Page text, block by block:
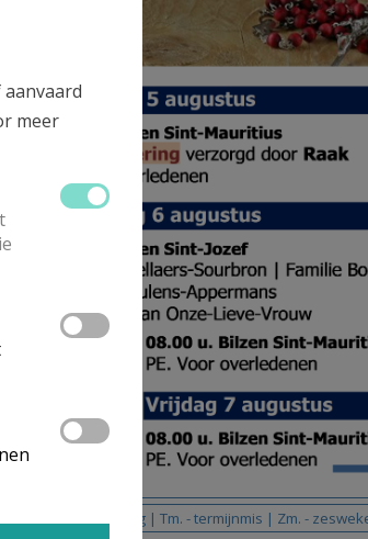
| St. - stichting | Tm. - termijnmis | Zm. -
meer